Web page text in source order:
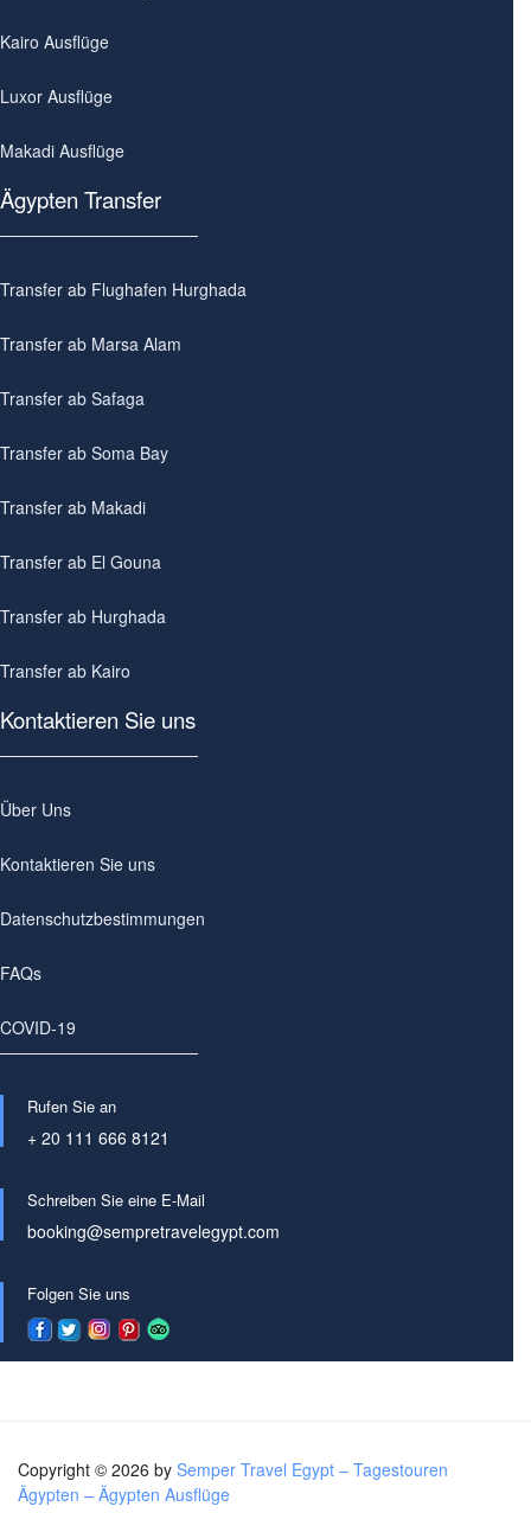
Kairo Ausflüge
Luxor Ausflüge
Makadi Ausflüge
Ägypten Transfer
Transfer ab Flughafen Hurghada
Transfer ab Marsa Alam
Transfer ab Safaga
Transfer ab Soma Bay
Transfer ab Makadi
Transfer ab El Gouna
Transfer ab Hurghada
Transfer ab Kairo
Kontaktieren Sie uns
Über Uns
Kontaktieren Sie uns
Datenschutzbestimmungen
FAQs
COVID-19
Rufen Sie an
+ 20 111 666 8121
Schreiben Sie eine E-Mail
booking@sempretravelegypt.com
Folgen Sie uns
Copyright © 2026 by Semper Travel Egypt – Tagestouren
Ägypten – Ägypten Ausflüge